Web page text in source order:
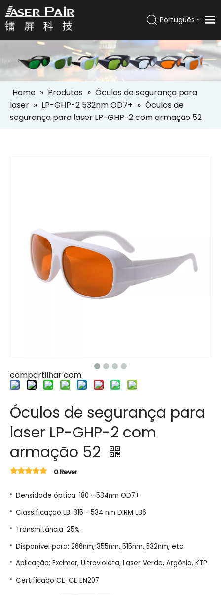
Produtos
Soluções
Empresa
Serviços
Português
Español
Pусский
English
Home » Produtos » Óculos de segurança para
laser » LP-GHP-2 532nm OD7+ » Óculos de
segurança para laser LP-GHP-2 com armação 52
compartilhar com:
Óculos de segurança para
laser LP-GHP-2 com
armação 52
0 Rever
Densidade óptica: 180 - 534nm OD7+
Classificação LB: 315 - 534 nm DIRM LB6
Transmitância: 25%
Disponível para: 266nm, 355nm, 515nm, 532nm, etc.
Aplicação: Excimer, Ultravioleta, Laser Verde, Argônio, KTP
Certificado CE: CE EN207